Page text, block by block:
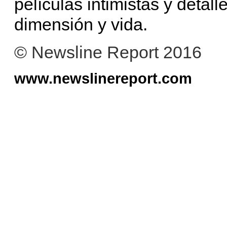
dimensión y vida.
© Newsline Report 2016
www.newslinereport.com